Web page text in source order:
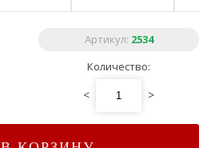
Артикул: 2534
Количество:
< >